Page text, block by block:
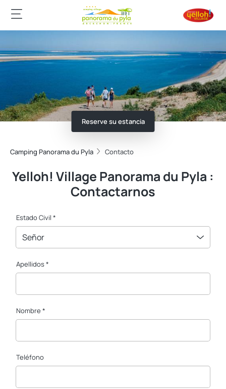
Reserve su estancia
Camping Panorama du Pyla Contacto
Yelloh! Village Panorama du Pyla :
Contactarnos
Estado Civil *
Señor
Apellidos *
Nombre *
Teléfono